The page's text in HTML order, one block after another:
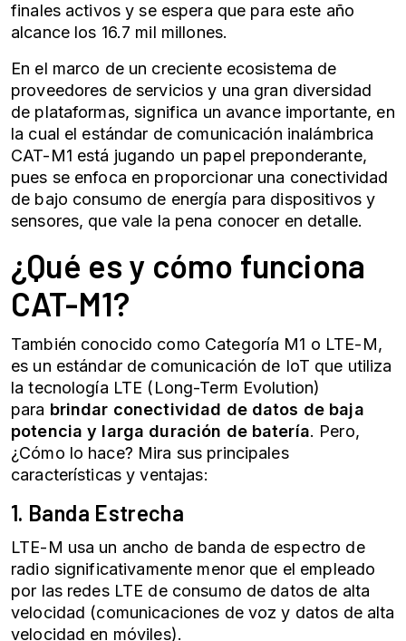
finales activos y se espera que para este año
alcance los 16.7 mil millones.
En el marco de un creciente ecosistema de
proveedores de servicios y una gran diversidad
de plataformas, significa un avance importante, en
la cual el estándar de comunicación inalámbrica
CAT-M1 está jugando un papel preponderante,
pues se enfoca en proporcionar una conectividad
de bajo consumo de energía para dispositivos y
sensores, que vale la pena conocer en detalle.
¿Qué es y cómo funciona
CAT-M1?
También conocido como Categoría M1 o LTE-M,
es un estándar de comunicación de IoT que utiliza
la tecnología LTE (Long-Term Evolution)
para brindar conectividad de datos de baja
potencia y larga duración de batería. Pero,
¿Cómo lo hace? Mira sus principales
características y ventajas:
1. Banda Estrecha
LTE-M usa un ancho de banda de espectro de
radio significativamente menor que el empleado
por las redes LTE de consumo de datos de alta
velocidad (comunicaciones de voz y datos de alta
velocidad en móviles).